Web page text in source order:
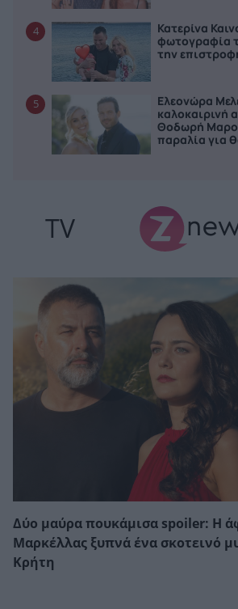
4
Κατερίνα
φωτογραφία
την
5
Ελεονώρα
καλοκαιρινή
Θοδωρή
παραλία για
TV
Δύο μαύρα πουκάμισα spoiler: Η
Μαρκέλλας ξυπνά ένα σκοτεινό
Κρήτη